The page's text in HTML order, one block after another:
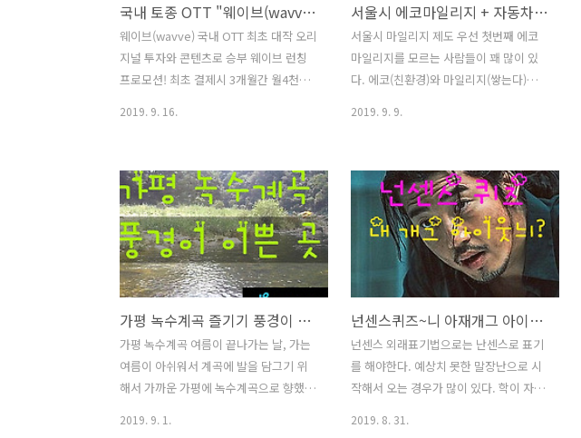
국내 토종 OTT "웨이브(wavve) 출격
웨이브(wavve) 국내 OTT 최초 대작 오리
지널 투자와 콘텐츠로 승부 웨이브 런칭
프로모션! 최초 결제시 3개월간 월4천원
브는 국내 OTT 최초로 대작 드라마에 투
자하는 등 콘텐츠 제작에 경쟁을 할 예정
이다. 2023년에 유료회원 500만명, 매출
5000억원을 목표로 하고 있다. 웨이브는
SK브로드밴드에서 운행한 옥수수
(oksusu)와 방송3사플랫폼인 푹(pooq)
을 통합한 서비스이다. 한류의 뜻을 가진
(K-wave)와 파도(Wave)의 의미를 담고
있다. 웨이브 요금제 구분 베이직 스탠다
드 프리미엄 가격 7,900원 10,900원
13,900원 동시접속 1명 2명 4명 ..
2019. 9. 16.
서울시 에코마일리지 + 자동차마일리지 나도 받아볼까?
서울시 마일리지 제도 우선 첫번째 에코
마일리지를 모르는 사람들이 꽤 많이 있
다. 에코(친환경)와 마일리지(쌓는다)의
다. 작게쓰면 쓸수록 마일리지가 쌓여서
현금처럼 사용이 가능한 제도이다. 가입
방법 에코마일리지 홈페이지에 회원가입
을 한 후에 고객정보를 입력하면 된다. 매
달, 전기,수도,도시가스 사용량을 한번에
확인하고 관리할 수 있다. 6개월 주기로
집계하여 그 절감율에 따라 마일리지를
적립해준다. 지급기준&시점 기준사용량
(최근2년)대비 6개월간 월평균 온실가스
배출량 -5% 이상으로 전기,수도,가스 중
전기를 필수로 최소 2개이상 등록한 가정
6개월 단위..
2019. 9. 9.
가평 녹수계곡 즐기기 풍경이 이쁜 곳
가평 녹수계곡 여름이 끝나가는 날, 가는
여름이 아쉬워서 계곡에 발을 담그기 위
해서 가까운 가평에 녹수계곡으로 향했
2019. 9. 1.
넌센스퀴즈~니 아재개그 아이하늬?!
넌센스 외래표기법으로는 난센스로 표기
를 해야한다. 예상치 못한 말장난으로 시
작해서 오는 경우가 많이 있다. 학이 자기
2019. 8. 31.